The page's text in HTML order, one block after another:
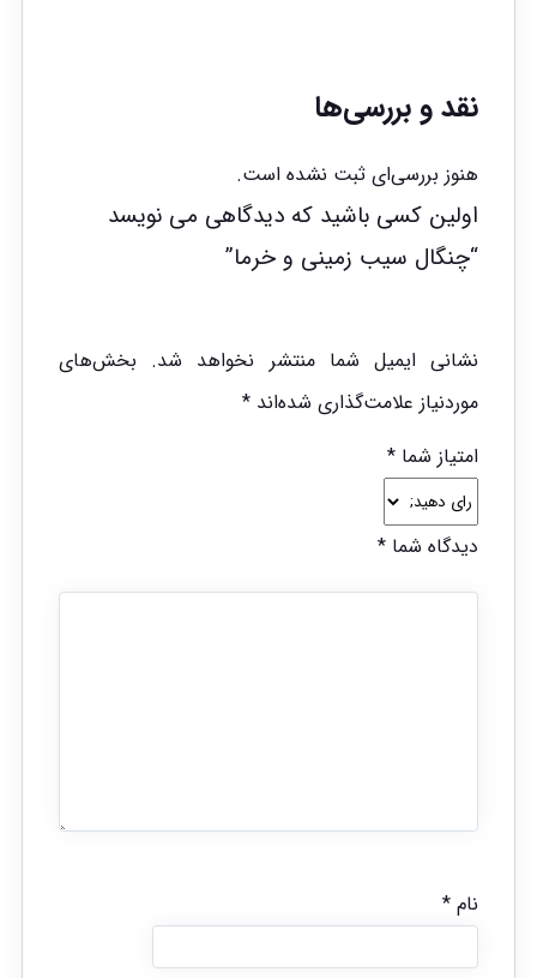
نقد و بررسی‌ها
هنوز بررسی‌ای ثبت نشده است.
اولین کسی باشید که دیدگاهی می نویسد
“چنگال سیب زمینی و خرما”
نشانی ایمیل شما منتشر نخواهد شد. بخش‌های
موردنیاز علامت‌گذاری شده‌اند *
امتیاز شما *
دیدگاه شما *
نام *